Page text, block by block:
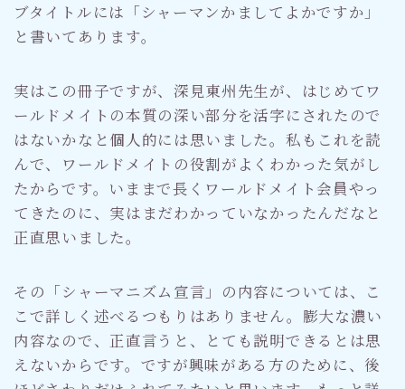
ブタイトルには「シャーマンかましてよかですか」
と書いてあります。
実はこの冊子ですが、深見東州先生が、はじめてワ
ールドメイトの本質の深い部分を活字にされたので
はないかなと個人的には思いました。私もこれを読
んで、ワールドメイトの役割がよくわかった気がし
たからです。いままで長くワールドメイト会員やっ
てきたのに、実はまだわかっていなかったんだなと
正直思いました。
その「シャーマニズム宣言」の内容については、こ
こで詳しく述べるつもりはありません。膨大な濃い
内容なので、正直言うと、とても説明できるとは思
えないからです。ですが興味がある方のために、後